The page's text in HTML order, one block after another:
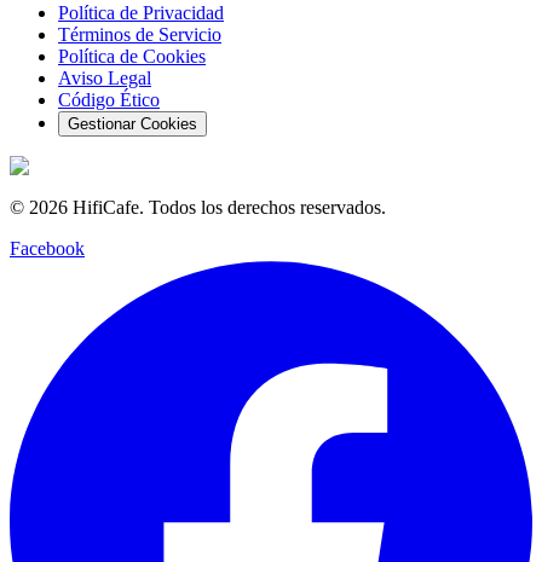
Política de Privacidad
Términos de Servicio
Política de Cookies
Aviso Legal
Código Ético
Gestionar Cookies
© 2026 HifiCafe. Todos los derechos reservados.
Facebook